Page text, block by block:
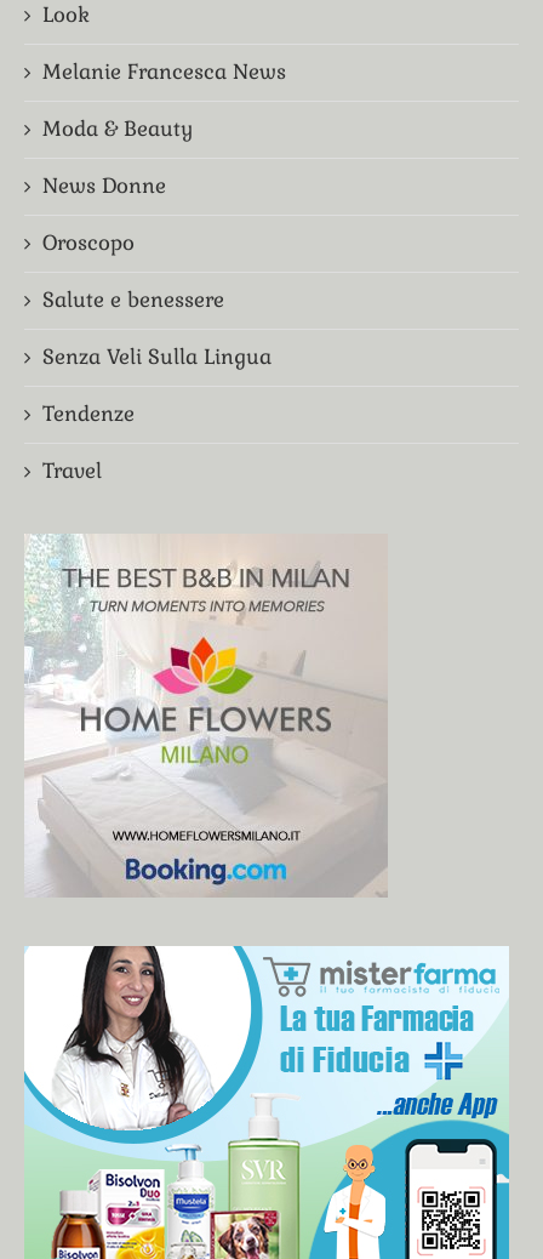
Look
Melanie Francesca News
Moda & Beauty
News Donne
Oroscopo
Salute e benessere
Senza Veli Sulla Lingua
Tendenze
Travel